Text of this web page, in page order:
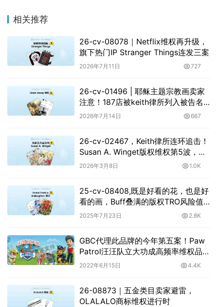
相关推荐
26-cv-08078｜Netflix维权再升级，
旗下热门IP Stranger Things连发三案
2026年7月11日 727
26-cv-01496 | 耶稣主题宗教画卖家
注意！187店被keith律所列入被告名
单，面临TRO冻结风险！
2026年7月14日 667
26-cv-02467，Keith律所连环追击！
Susan A. Winget版权维权第5波，
162店高危预警！
2026年3月8日 1.0K
25-cv-08408,既是好看的花，也是好
看的画，Buff叠满的版权TRO风险值
飙升
2025年7月23日 2.8K
GBC代理此品牌的今年第五案！Paw
Patrol汪汪队立大功成高频率维权品
牌，卖家需警惕！
2022年6月15日 4.4K
26-08873｜五金类目卖家避雷，
OLALALO商标维权进行时